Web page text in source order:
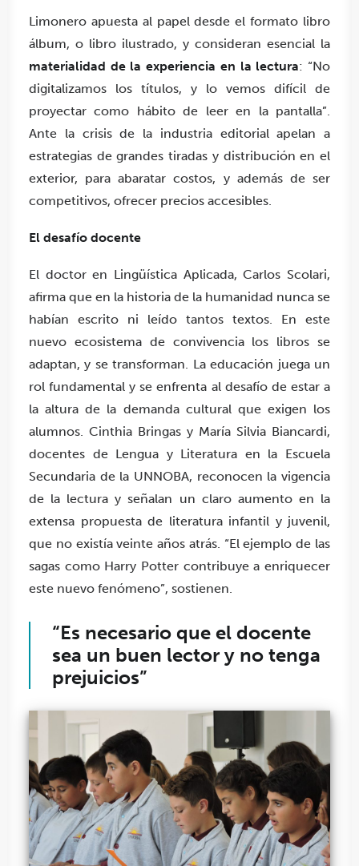
Limonero apuesta al papel desde el formato libro
álbum, o libro ilustrado, y consideran esencial la
materialidad de la experiencia en la lectura: “No
digitalizamos los títulos, y lo vemos difícil de
proyectar como hábito de leer en la pantalla”.
Ante la crisis de la industria editorial apelan a
estrategias de grandes tiradas y distribución en el
exterior, para abaratar costos, y además de ser
competitivos, ofrecer precios accesibles.
El desafío docente
El doctor en Lingüística Aplicada, Carlos Scolari,
afirma que en la historia de la humanidad nunca se
habían escrito ni leído tantos textos. En este
nuevo ecosistema de convivencia los libros se
adaptan, y se transforman. La educación juega un
rol fundamental y se enfrenta al desafío de estar a
la altura de la demanda cultural que exigen los
alumnos. Cinthia Bringas y María Silvia Biancardi,
docentes de Lengua y Literatura en la Escuela
Secundaria de la UNNOBA, reconocen la vigencia
de la lectura y señalan un claro aumento en la
extensa propuesta de literatura infantil y juvenil,
que no existía veinte años atrás. “El ejemplo de las
sagas como Harry Potter contribuye a enriquecer
este nuevo fenómeno”, sostienen.
“Es necesario que el docente
sea un buen lector y no tenga
prejuicios”